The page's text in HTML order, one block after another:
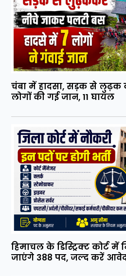
चंबा में हादसा, सड़क से लुढ़क
लोगों की गई जान, 11 घायल
हिमाचल के डिस्ट्रिक्ट कोर्ट में
जाएंगे 388 पद, जल्द करें